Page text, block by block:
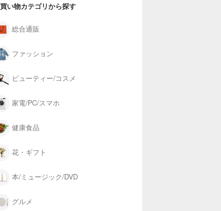
い物カテゴリから探す
総合通販
ファッション
ビューティー/コスメ
家電/PC/スマホ
健康食品
花・ギフト
本/ミュージック/DVD
グルメ